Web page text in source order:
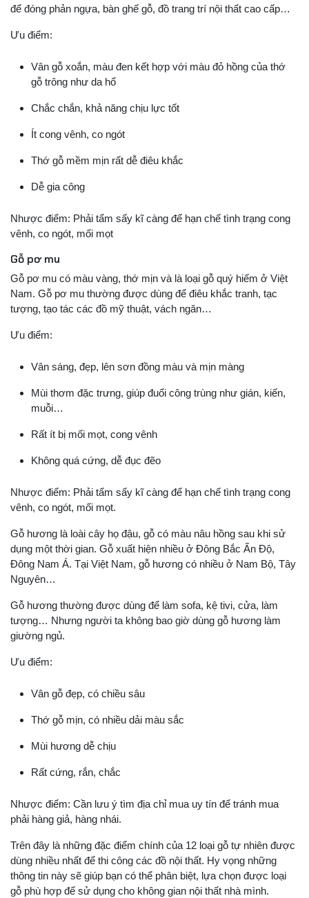
để đóng phản ngựa, bàn ghế gỗ, đồ trang trí nội thất cao cấp…
Ưu điểm:
Vân gỗ xoắn, màu đen kết hợp với màu đỏ hồng của thớ
gỗ trông như da hổ
Chắc chắn, khả năng chịu lực tốt
Ít cong vênh, co ngót
Thớ gỗ mềm mịn rất dễ điêu khắc
Dễ gia công
Nhược điểm: Phải tẩm sấy kĩ càng để hạn chế tình trạng cong
vênh, co ngót, mối mọt
Gỗ pơ mu
Gỗ pơ mu có màu vàng, thớ mịn và là loại gỗ quý hiếm ở Việt
Nam. Gỗ pơ mu thường được dùng để điêu khắc tranh, tạc
tượng, tạo tác các đồ mỹ thuật, vách ngăn…
Ưu điểm:
Vân sáng, đẹp, lên sơn đồng màu và mịn màng
Mùi thơm đặc trưng, giúp đuổi công trùng như gián, kiến,
muỗi…
Rất ít bị mối mọt, cong vênh
Không quá cứng, dễ đục đẽo
Nhược điểm: Phải tẩm sấy kĩ càng để hạn chế tình trạng cong
vênh, co ngót, mối mọt.
Gỗ hương là loài cây họ đậu, gỗ có màu nâu hồng sau khi sử
dụng một thời gian. Gỗ xuất hiện nhiều ở Đông Bắc Ấn Độ,
Đông Nam Á. Tại Việt Nam, gỗ hương có nhiều ở Nam Bộ, Tây
Nguyên…
Gỗ hương thường được dùng để làm sofa, kệ tivi, cửa, làm
tượng… Nhưng người ta không bao giờ dùng gỗ hương làm
giường ngủ.
Ưu điểm:
Vân gỗ đẹp, có chiều sâu
Thớ gỗ mịn, có nhiều dải màu sắc
Mùi hương dễ chịu
Rất cứng, rắn, chắc
Nhược điểm: Cần lưu ý tìm địa chỉ mua uy tín để tránh mua
phải hàng giả, hàng nhái.
Trên đây là những đặc điểm chính của 12 loại gỗ tự nhiên được
dùng nhiều nhất để thi công các đồ nội thất. Hy vọng những
thông tin này sẽ giúp bạn có thể phân biệt, lựa chọn được loại
gỗ phù hợp để sử dụng cho không gian nội thất nhà mình.